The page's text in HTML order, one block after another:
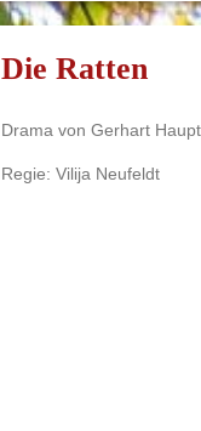
Die Ratten
Drama von Gerhart
Regie: Vilija Neufeldt